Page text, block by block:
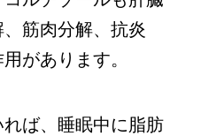
筋肉分解、抗炎
があります。
ば、睡眠中に脂肪